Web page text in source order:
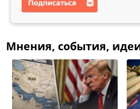
Мнения, события,